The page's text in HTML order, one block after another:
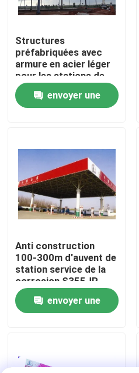
Produits
Au sujet de nous
Contrôle de qualité
Contactez-nous
Nouvelles
Cas
Botte de cadre de l'espace
Structures
préfabriquées avec
armure en acier léger
pour les stations de
service Des
conceptions durables
et efficaces
envoyer une
Anti construction
100-300m d'auvent de
station service de la
corrosion S355JR
soudant
envoyer une